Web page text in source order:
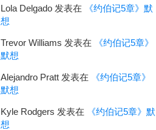
Lola Delgado 发表在
《约伯记5章》默
想
Trevor Williams 发表在
《约伯记5章》
默想
Alejandro Pratt 发表在
《约伯记5章》
默想
Kyle Rodgers 发表在
《约伯记5章》默
想